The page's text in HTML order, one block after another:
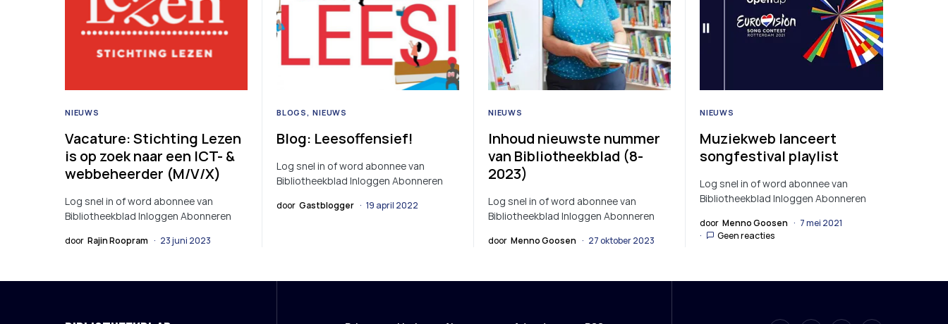
NIEUWS
Vacature: Stichting Lezen
is op zoek naar een ICT- &
webbeheerder (M/V/X)
Log snel in of word abonnee van
Bibliotheekblad Inloggen Abonneren
door Rajin Roopram 23 juni 2023
BLOGS NIEUWS
Blog: Leesoffensief!
Log snel in of word abonnee van
Bibliotheekblad Inloggen Abonneren
door Gastblogger 19 april 2022
NIEUWS
Inhoud nieuwste nummer
van Bibliotheekblad (8-
2023)
Log snel in of word abonnee van
Bibliotheekblad Inloggen Abonneren
door Menno Goosen 27 oktober 2023
NIEUWS
Muziekweb lanceert
songfestival playlist
Log snel in of word abonnee van
Bibliotheekblad Inloggen Abonneren
door Menno Goosen
7 mei 2021
Geen reacties